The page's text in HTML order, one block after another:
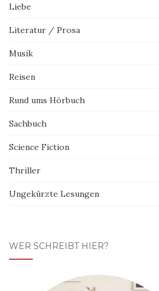
Liebe
Literatur / Prosa
Musik
Reisen
Rund ums Hörbuch
Sachbuch
Science Fiction
Thriller
Ungekürzte Lesungen
WER SCHREIBT HIER?